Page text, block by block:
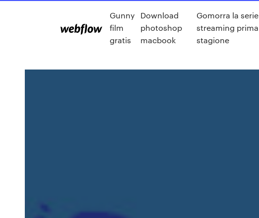
Gunny
film
gratis
Download
photoshop
macbook
Gomorra la serie
streaming prima
stagione